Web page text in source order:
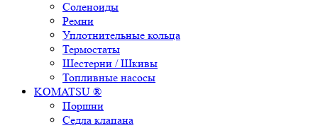
Соленоиды
Ремни
Уплотнительные кольца
Термостаты
Шестерни / Шкивы
Топливные насосы
KOMATSU ®
Поршни
Седла клапана